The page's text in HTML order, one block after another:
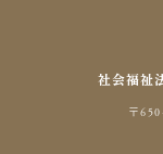
社会福祉
〒